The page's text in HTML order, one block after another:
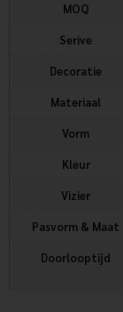
MOQ
Serive
Decoratie
Materiaal
Vorm
Kleur
Vizier
Pasvorm & Maat
Doorlooptijd